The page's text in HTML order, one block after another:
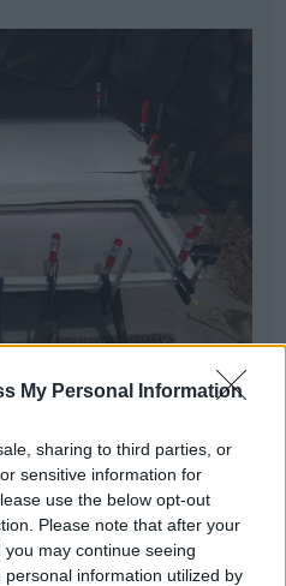
My Personal Information
sharing to third parties, or
sensitive information for
use the below opt-out
Please note that after your
may continue seeing
information utilized byAll